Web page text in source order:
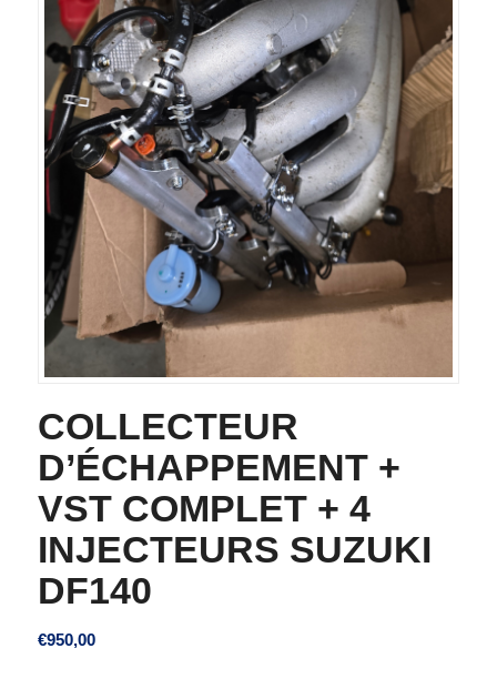
COLLECTEUR
D’ÉCHAPPEMENT +
VST COMPLET + 4
INJECTEURS SUZUKI
DF140
€950,00